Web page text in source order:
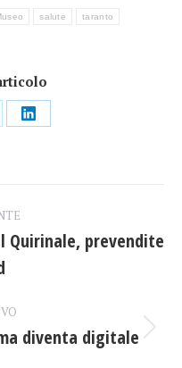
salute taranto
Condividi
Quirinale, prevendite
diventa digitale